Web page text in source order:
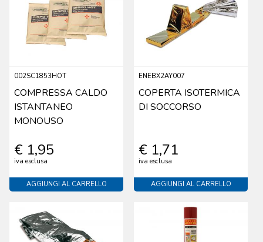
002SC1853HOT
COMPRESSA CALDO
ISTANTANEO
MONOUSO
€ 1,95
iva esclusa
AGGIUNGI AL CARRELLO
ENEBX2AY007
COPERTA ISOTERMICA
DI SOCCORSO
€ 1,71
iva esclusa
AGGIUNGI AL CARRELLO